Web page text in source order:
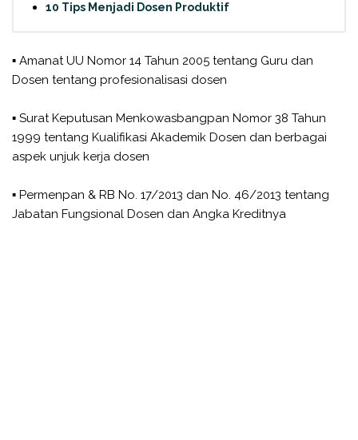
10 Tips Menjadi Dosen Produktif
▪ Amanat UU Nomor 14 Tahun 2005 tentang Guru dan
Dosen tentang profesionalisasi dosen
▪ Surat Keputusan Menkowasbangpan Nomor 38 Tahun
1999 tentang Kualifikasi Akademik Dosen dan berbagai
aspek unjuk kerja dosen
▪ Permenpan & RB No. 17/2013 dan No. 46/2013 tentang
Jabatan Fungsional Dosen dan Angka Kreditnya